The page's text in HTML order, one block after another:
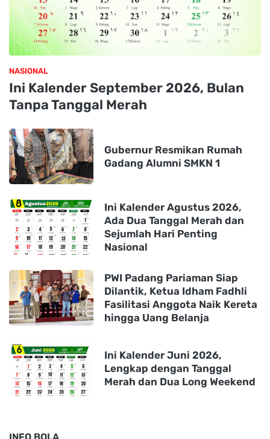
NASIONAL
Ini Kalender September 2026, Bulan
Tanpa Tanggal Merah
Gubernur Resmikan Rumah
Gadang Alumni SMKN 1
Ini Kalender Agustus 2026,
Ada Dua Tanggal Merah dan
Sejumlah Hari Penting
Nasional
PWI Padang Pariaman Siap
Dilantik, Ketua Idham Fadhli
Fasilitasi Anggota Naik Kereta
hingga Uang Belanja
Ini Kalender Juni 2026,
Lengkap dengan Tanggal
Merah dan Dua Long Weekend